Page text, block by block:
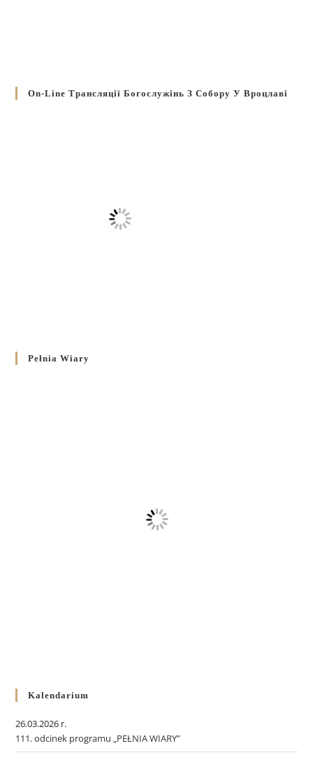
On-Line Трансляції Богослужінь З Собору У Вроцлаві
Pełnia Wiary
Kalendarium
26.03.2026 r.
111. odcinek programu „PEŁNIA WIARY”